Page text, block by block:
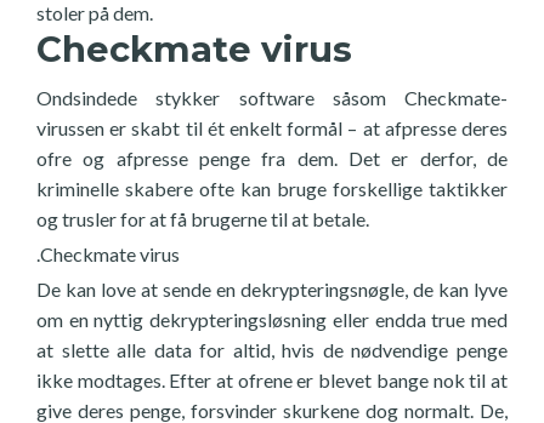
stoler på dem.
Checkmate virus
Ondsindede stykker software såsom Checkmate-
virussen er skabt til ét enkelt formål – at afpresse deres
ofre og afpresse penge fra dem. Det er derfor, de
kriminelle skabere ofte kan bruge forskellige taktikker
og trusler for at få brugerne til at betale.
.Checkmate virus
De kan love at sende en dekrypteringsnøgle, de kan lyve
om en nyttig dekrypteringsløsning eller endda true med
at slette alle data for altid, hvis de nødvendige penge
ikke modtages. Efter at ofrene er blevet bange nok til at
give deres penge, forsvinder skurkene dog normalt. De,